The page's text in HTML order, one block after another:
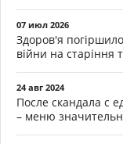
07 июл 2026
Здоров'я
війни на старіння
24 авг 2024
После скандала с
– меню